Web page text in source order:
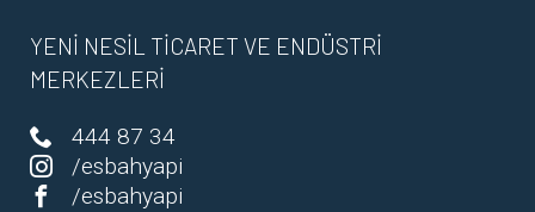
YENİ NESİL TİCARET VE ENDÜSTRİ
MERKEZLERİ
444 87 34
/esbahyapi
/esbahyapi